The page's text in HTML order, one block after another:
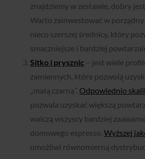
znajdziemy w zestawie, dobry
Warto zainwestować w
nieco szerszej średnicy, który
smaczniejsze i bardziej
Sitko i prysznic – jest wiele
zamiennych, które pozwolą
„małą czarną”. Odpowiednio
pozwala uzyskać większą
walczą wszyscy bardziej
domowego espresso. Wyższej
umożliwi równomierną